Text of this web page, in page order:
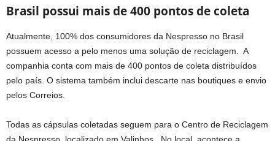
Brasil possui mais de 400 pontos de coleta
Atualmente, 100% dos consumidores da Nespresso no Brasil
possuem acesso a pelo menos uma solução de reciclagem. A
companhia conta com mais de 400 pontos de coleta distribuídos
pelo país. O sistema também inclui descarte nas boutiques e envio
pelos Correios.
Todas as cápsulas coletadas seguem para o Centro de Reciclagem
da Nespresso, localizado em Valinhos. No local, acontece a